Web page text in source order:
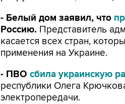
- Белый дом заявил, что
Россию. Представитель
касается всех стран,
применения на Украине.
- ПВО сбила украинскую
республики Олега
электропередачи.